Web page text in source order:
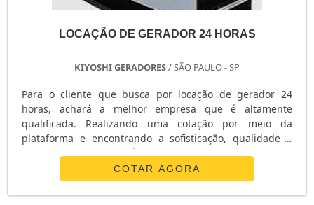
LOCAÇÃO DE GERADOR 24 HORAS
KIYOSHI GERADORES/ SÃO PAULO - SP
Para o cliente que busca por locação de gerador 24
horas, achará a melhor empresa que é altamente
qualificada. Realizando uma cotação por meio da
plataforma e encontrando a sofisticação, qualidade e
preço justo em um só lugar.UM POUCO MAIS SOBRE
LOCAÇÃO DE GERADOR 24 HORASQuem quer encontrar
locação de gerador 24 horas inovadora, chega até a
Kiyoshi Geradores. A empresa disponibiliza manutenção
COTAR AGORA